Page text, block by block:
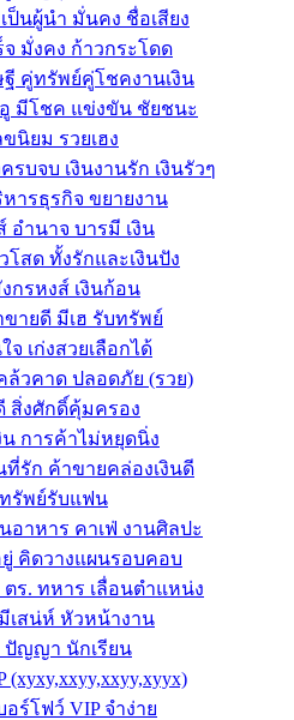
เป็นผู้นำ มั่นคง ชื่อเสียง
จ มั่งคง ก้าวกระโดด
ฐี คู่ทรัพย์คู่โชคงานเงิน
อู มีโชค แข่งขัน ชัยชนะ
ขนิยม รวยเฮง
รบจบ เงินงานรัก เงินรัวๆ
หารธุรกิจ ขยายงาน
อำนาจ บารมี เงิน
โสด ทั้งรักและเงินปัง
งกรหงส์ เงินก้อน
ขายดี มีเฮ รับทรัพย์
จ เก่งสวยเลือกได้
ล้วคาด ปลอดภัย (รวย)
สิ่งศักดิ์คุ้มครอง
น การค้าไม่หยุดนิ่ง
ที่รัก ค้าขายคล่องเงินดี
ทรัพย์รับแฟน
นอาหาร คาเฟ่ งานศิลปะ
ยู่ คิดวางแผนรอบคอบ
ตร. ทหาร เลื่อนตำแหน่ง
มีเสน่ห์ หัวหน้างาน
ปัญญา นักเรียน
(xyxy,xxyy,xxyy,xyyx)
อร์โฟว์ VIP จำง่าย